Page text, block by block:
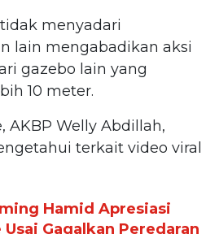
menyadari
lain mengabadikan aksi
gazebo lain yang
10 meter.
AKBP Welly Abdillah,
terkait video viral
Hamid Apresiasi
Gagalkan Peredaran